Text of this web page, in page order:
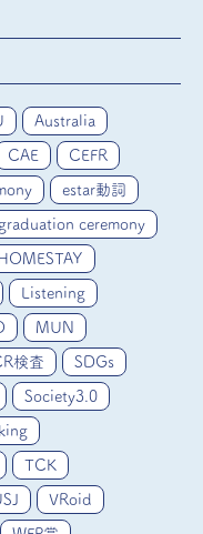
Australia
CAE CEFR
estar動詞
graduation ceremony
Listening
MUN
検査 SDGs
Society3.0
TCK
VRoid